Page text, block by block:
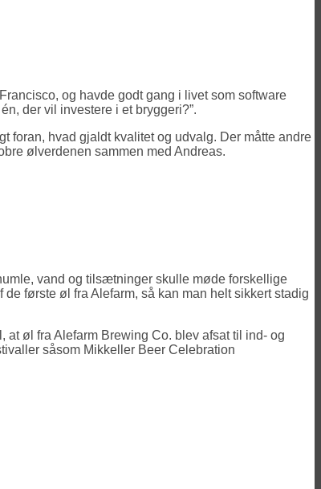
og havde godt gang i livet som software
der vil investere i et bryggeri?”.
foran, hvad gjaldt kvalitet og udvalg. Der måtte andre
ølverdenen sammen med Andreas.
vand og tilsætninger skulle møde forskellige
første øl fra Alefarm, så kan man helt sikkert stadig
at øl fra Alefarm Brewing Co. blev afsat til ind- og
såsom Mikkeller Beer Celebration